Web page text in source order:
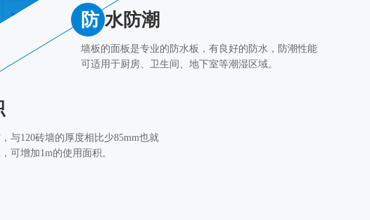
防 水防潮
墙板的面板是专业的防水板，有良好的防水，防潮性能
可适用于厨房、卫生间、地下室等潮湿区域。
与120砖墙的厚度相比少85mm也就
可增加1m的使用面积。